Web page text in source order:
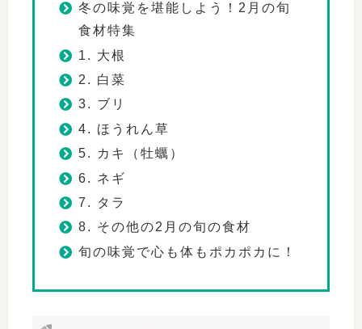
冬の味覚を堪能しよう！2月の旬
食材特集
1. 大根
2. 白菜
3. ブリ
4. ほうれん草
5. カキ（牡蠣）
6. ネギ
7. タラ
8. その他の2月の旬の食材
旬の味覚で心も体もポカポカに！